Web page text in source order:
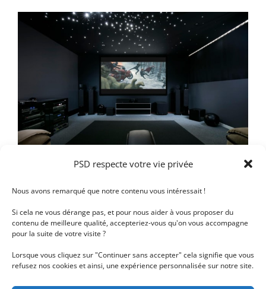
PSD respecte votre vie privée
Nous avons remarqué que notre contenu vous intéressait !
Si cela ne vous dérange pas, et pour nous aider à vous proposer du
contenu de meilleure qualité, accepteriez-vous qu'on vous accompagne
pour la suite de votre visite ?
Lorsque vous cliquez sur "Continuer sans accepter" cela signifie que vous
refusez nos cookies et ainsi, une expérience personnalisée sur notre site.
Le Transat
Son-Vidéo